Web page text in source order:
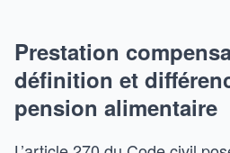
Prestation
définition et
pension alimentaire